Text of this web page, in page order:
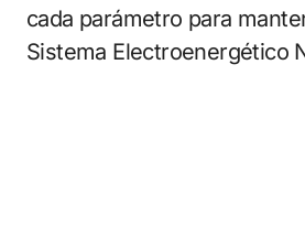
cada parámetro para
Sistema Electroenergético